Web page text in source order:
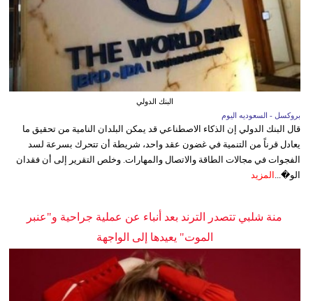
البنك الدولي
بروكسل - السعوديه اليوم
قال البنك الدولي إن الذكاء الاصطناعي قد يمكن البلدان النامية من تحقيق ما
يعادل قرناً من التنمية في غضون عقد واحد، شريطة أن تتحرك بسرعة لسد
الفجوات في مجالات الطاقة والاتصال والمهارات. وخلص التقرير إلى أن فقدان
الو�...
المزيد
منة شلبي تتصدر الترند بعد أنباء عن عملية جراحية و"عنبر
الموت" يعيدها إلى الواجهة